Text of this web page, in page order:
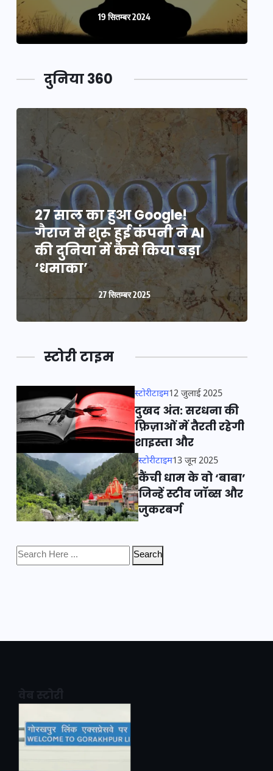
19 सितम्बर 2024
दुनिया 360
27 साल का हुआ Google!
गैराज से शुरू हुई कंपनी ने AI
की दुनिया में कैसे किया बड़ा
‘धमाका’
27 सितम्बर 2025
स्टोरी टाइम
स्टोरीटाइम12 जुलाई 2025
दुखद अंत: सरधना की
फ़िज़ाओं में तैरती रहेगी
शाइस्ता और
स्टोरीटाइम13 जून 2025
कैंची धाम के वो ‘बाबा’
जिन्हें स्टीव जॉब्स और
जुकरबर्ग
Search